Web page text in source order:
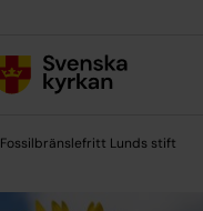
Fossilbränslefritt Lunds stift